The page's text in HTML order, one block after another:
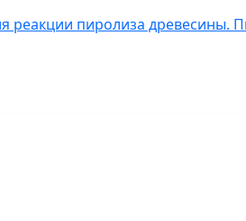
пиролиза древесины.